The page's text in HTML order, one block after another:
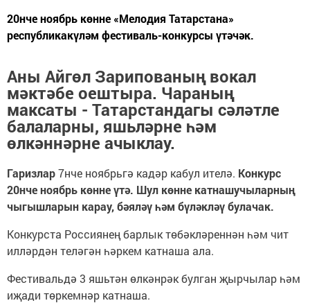
20нче ноябрь көнне «Мелодия Татарстана»
республикакүләм фестиваль-конкурсы үтәчәк.
Аны Айгөл Зарипованың вокал
мәктәбе оештыра. Чараның
максаты - Татарстандагы сәләтле
балаларны, яшьләрне һәм
өлкәннәрне ачыклау.
Гаризлар7нче ноябрьгә кадәр кабул ителә. Конкурс
20нче ноябрь көнне үтә. Шул көнне катнашучыларның
чыгышларын карау, бәяләү һәм бүләкләү булачак.
Конкурста Россиянең барлык төбәкләреннән һәм чит
илләрдән теләгән һәркем катнаша ала.
Фестивальдә 3 яшьтән өлкәнрәк булган җырчылар һәм
иҗади төркемнәр катнаша.